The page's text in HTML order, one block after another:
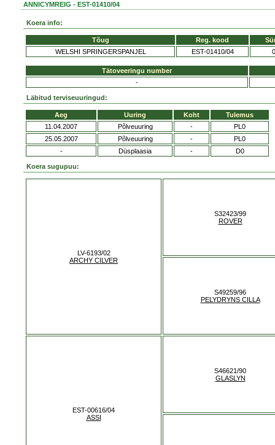
ANNICYMREIG - EST-01410/04
Koera info:
Tõug Reg. kood
WELSHI SPRINGERSPANJEL
EST-01410/04
Tätoveeringu number
-
Läbitud terviseuuringud:
Aeg Uuring Koht
Tulemus
11.04.2007
Põlveuuring -
PL0
25.05.2007
Põlveuuring -
PL0
-
Düsplaasia - D0
Koera sugupuu:
LV-6193/02
ARCHY CILVER
S32423/99
ROVER
S49259/96
PELYDRYNS CILLA
EST-00616/04
ASSI
S46621/90
GLASLYN